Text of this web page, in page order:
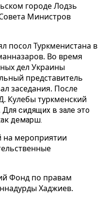
городе Лодзь
Министров
посол Туркменистана в
Во время
дел Украины
представитель
заседания. После
Кулебы туркменский
Для сидящих в зале это
демарш.
на мероприятии
Фонд по правам
Хаджиев.